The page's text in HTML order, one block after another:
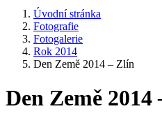
Úvodní stránka
Fotografie
Fotogalerie
Rok 2014
Den Země 2014 – Zlín
Den Země